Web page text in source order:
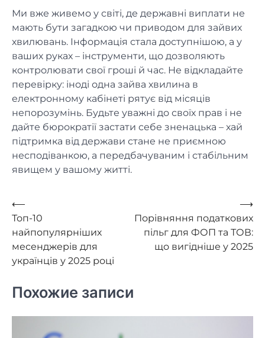
Ми вже живемо у світі, де державні виплати не
мають бути загадкою чи приводом для зайвих
хвилювань. Інформація стала доступнішою, а у
ваших руках – інструменти, що дозволяють
контролювати свої гроші й час. Не відкладайте
перевірку: іноді одна зайва хвилина в
електронному кабінеті рятує від місяців
непорозумінь. Будьте уважні до своїх прав і не
дайте бюрократії застати себе зненацька – хай
підтримка від держави стане не приємною
несподіванкою, а передбачуваним і стабільним
явищем у вашому житті.
Навигация
по
записям
⟵
Топ-10
найпопулярніших
месенджерів для
українців у 2025 році
Порівняння податкових
пільг для ФОП та ТОВ:
що вигідніше у 2025
⟶
Похожие записи